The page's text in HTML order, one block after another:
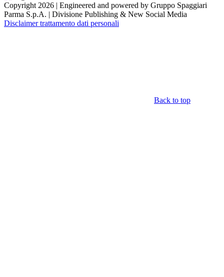
Copyright 2026 | Engineered and powered by Gruppo Spaggiari
Parma S.p.A. | Divisione Publishing & New Social Media
Disclaimer trattamento dati personali
Back to top